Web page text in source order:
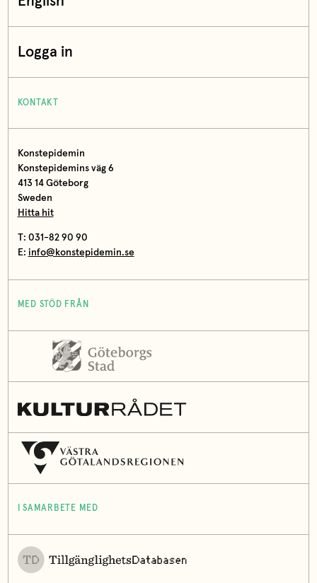
Logga in
KONTAKT
Konstepidemin
Konstepidemins väg 6
413 14 Göteborg
Sweden
Hitta hit
T: 031-82 90 90
E: info@konstepidemin.se
MED STÖD FRÅN
I SAMARBETE MED